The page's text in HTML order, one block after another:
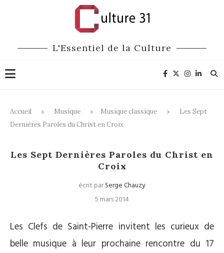
L'Essentiel de la Culture
Accueil Musique Musique classique
Les Sept
Dernières Paroles du Christ en Croix
Les Sept Dernières Paroles du Christ en
Croix
écrit parSerge Chauzy
5 mars 2014
Les Clefs de Saint-Pierre invitent les curieux de
belle musique à leur prochaine rencontre du 17